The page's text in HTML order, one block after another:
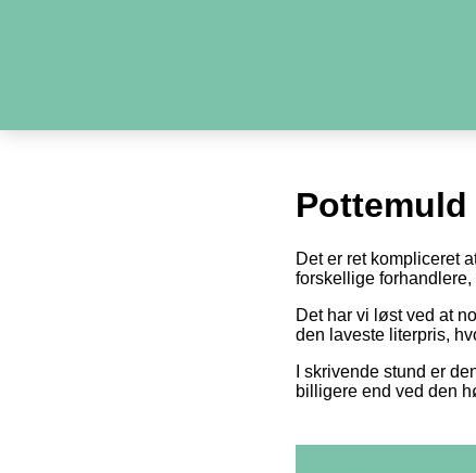
Pottemuld
Det er ret kompliceret
forskellige
Det har vi løst ved at
den laveste literpris,
I skrivende stund er
billigere end ved den